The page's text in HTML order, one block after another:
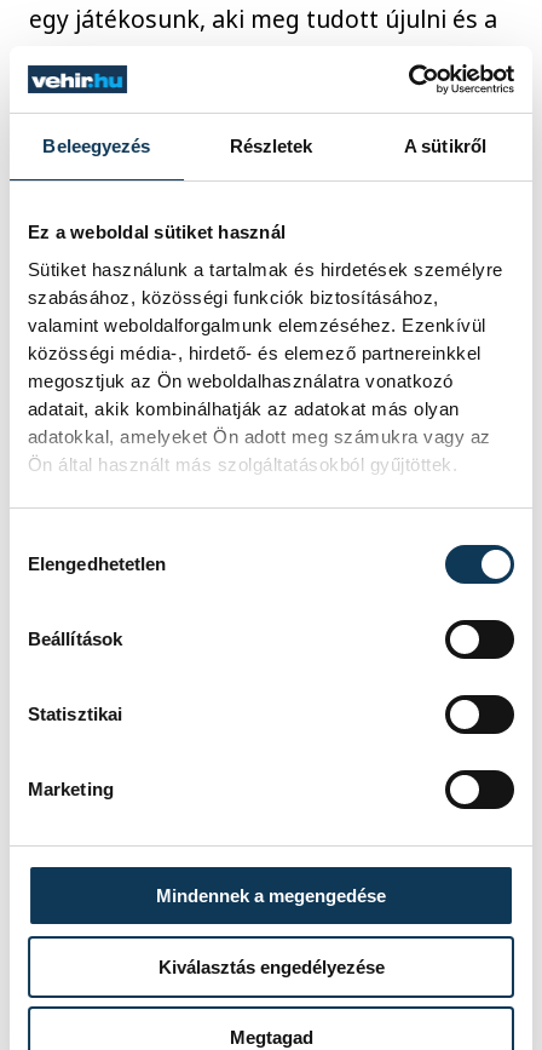
Beleegyezés Részletek A sütikről
Ez a weboldal sütiket használ
Sütiket használunk a tartalmak és hirdetések személyre
szabásához, közösségi funkciók biztosításához,
valamint weboldalforgalmunk elemzéséhez. Ezenkívül
közösségi média-, hirdető- és elemező partnereinkkel
megosztjuk az Ön weboldalhasználatra vonatkozó
adatait, akik kombinálhatják az adatokat más olyan
adatokkal, amelyeket Ön adott meg számukra vagy az
Ön által használt más szolgáltatásokból gyűjtöttek.
Elengedhetetlen
Beállítások
Statisztikai
Marketing
Mindennek a megengedése
Kiválasztás engedélyezése
Megtagad
egy játékosunk, aki meg tudott újulni és a
A hat győzelemmel, egy döntetlennel és
négy vereséggel álló szegediek jövő
folytatják szereplésüket a BL
csoportkörében.
Bánhidi Bence, a Szeged játékosa (k) a férfi
kézilabda Bajnokok Ligája csoportkörének
11. fordulójában játszott OTP Bank-Pick
Szeged - Kolstad HB mérkőzésen a szegedi
Pick Arénában 2024. február 15-én. A
Szeged 29-27-re győzött a norvég csapat
ellen. MTI/Bús Csaba
Az állás:1. THW Kiel (német) 16 pont, 2.
Aalborg HB (dán) 14, 3. Industria Kielce